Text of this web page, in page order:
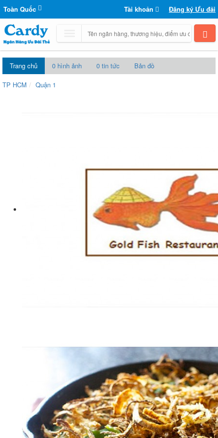
Toàn Quốc Đăng ký Ưu đãi
Tài khoản
Trang chủ 0 hình ảnh 0 tin tức Bản đồ
TP HCM Quận 1